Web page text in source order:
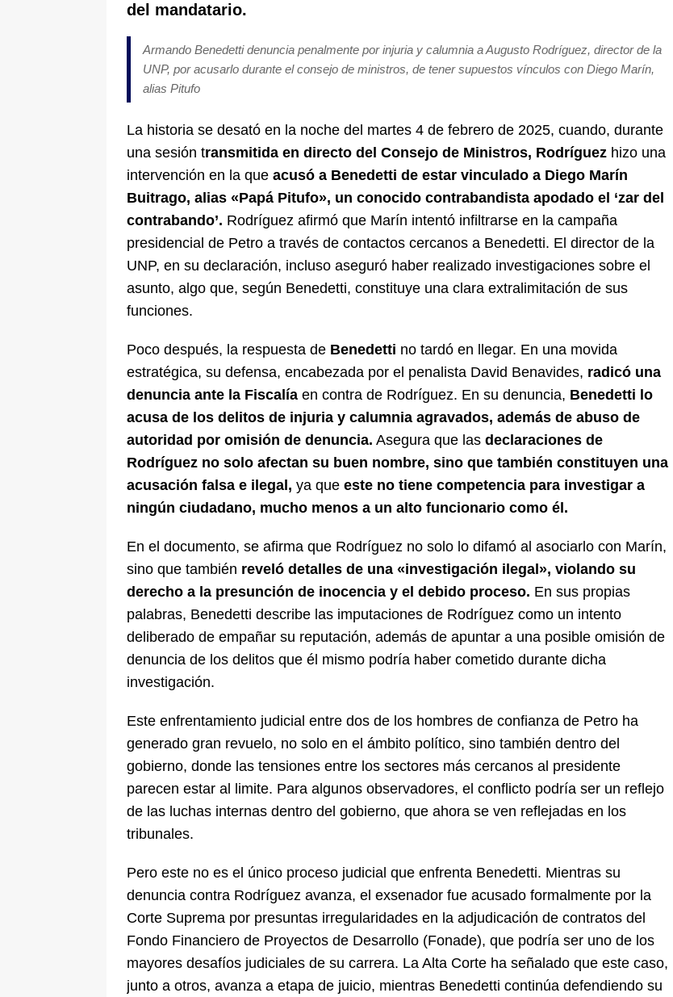
del mandatario.
Armando Benedetti denuncia penalmente por injuria y calumnia a Augusto Rodríguez, director de la
UNP, por acusarlo durante el consejo de ministros, de tener supuestos vínculos con Diego Marín,
alias Pitufo
La historia se desató en la noche del martes 4 de febrero de 2025, cuando, durante
una sesión transmitida en directo del Consejo de Ministros, Rodríguez hizo una
intervención en la que acusó a Benedetti de estar vinculado a Diego Marín
Buitrago, alias «Papá Pitufo», un conocido contrabandista apodado el ‘zar del
contrabando’. Rodríguez afirmó que Marín intentó infiltrarse en la campaña
presidencial de Petro a través de contactos cercanos a Benedetti. El director de la
UNP, en su declaración, incluso aseguró haber realizado investigaciones sobre el
asunto, algo que, según Benedetti, constituye una clara extralimitación de sus
funciones.
Poco después, la respuesta de Benedetti no tardó en llegar. En una movida
estratégica, su defensa, encabezada por el penalista David Benavides, radicó una
denuncia ante la Fiscalía en contra de Rodríguez. En su denuncia, Benedetti lo
acusa de los delitos de injuria y calumnia agravados, además de abuso de
autoridad por omisión de denuncia. Asegura que las declaraciones de
Rodríguez no solo afectan su buen nombre, sino que también constituyen una
acusación falsa e ilegal, ya que este no tiene competencia para investigar a
ningún ciudadano, mucho menos a un alto funcionario como él.
En el documento, se afirma que Rodríguez no solo lo difamó al asociarlo con Marín,
sino que también reveló detalles de una «investigación ilegal», violando su
derecho a la presunción de inocencia y el debido proceso. En sus propias
palabras, Benedetti describe las imputaciones de Rodríguez como un intento
deliberado de empañar su reputación, además de apuntar a una posible omisión de
denuncia de los delitos que él mismo podría haber cometido durante dicha
investigación.
Este enfrentamiento judicial entre dos de los hombres de confianza de Petro ha
generado gran revuelo, no solo en el ámbito político, sino también dentro del
gobierno, donde las tensiones entre los sectores más cercanos al presidente
parecen estar al limite. Para algunos observadores, el conflicto podría ser un reflejo
de las luchas internas dentro del gobierno, que ahora se ven reflejadas en los
tribunales.
Pero este no es el único proceso judicial que enfrenta Benedetti. Mientras su
denuncia contra Rodríguez avanza, el exsenador fue acusado formalmente por la
Corte Suprema por presuntas irregularidades en la adjudicación de contratos del
Fondo Financiero de Proyectos de Desarrollo (Fonade), que podría ser uno de los
mayores desafíos judiciales de su carrera. La Alta Corte ha señalado que este caso,
junto a otros, avanza a etapa de juicio, mientras Benedetti continúa defendiendo su